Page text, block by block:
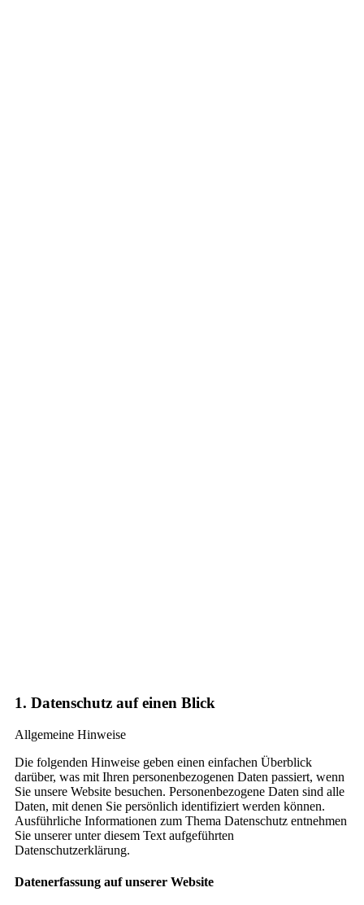
1. Datenschutz auf einen Blick
Allgemeine Hinweise
Die folgenden Hinweise geben einen einfachen Überblick
darüber, was mit Ihren personenbezogenen Daten passiert, wenn
Sie unsere Website besuchen. Personenbezogene Daten sind alle
Daten, mit denen Sie persönlich identifiziert werden können.
Ausführliche Informationen zum Thema Datenschutz entnehmen
Sie unserer unter diesem Text aufgeführten
Datenschutzerklärung.
Datenerfassung auf unserer Website